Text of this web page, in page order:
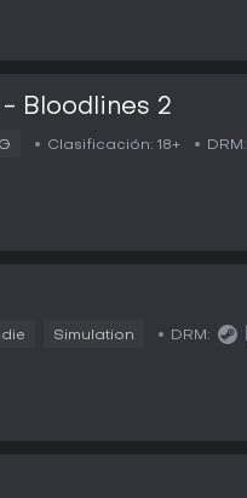
Bloodlines 2
Clasificación: 18+ DRM:
Simulation DRM: